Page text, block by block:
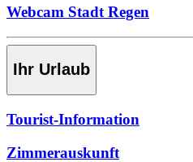
Webcam Stadt Regen
Ihr Urlaub
Tourist-Information
Zimmerauskunft